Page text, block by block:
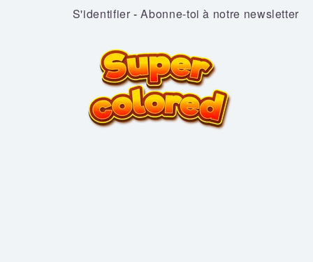
S'identifier -Abonne-toi à notre newsletter